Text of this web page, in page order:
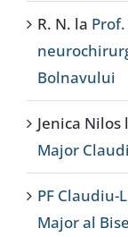
R. N. la
Bolnavului
Jenica Nilos
Major
PF Claudiu-
Major al